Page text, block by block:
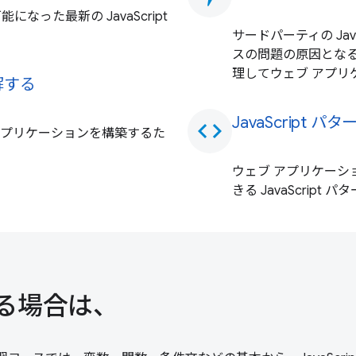
になった最新の JavaScript
る
リケーションを構築するた
サードパーティの
スの問題の原因とな
理してウェブ アプリ
code JavaScript パタ
ウェブ アプリケー
きる JavaScript パタ
合は、